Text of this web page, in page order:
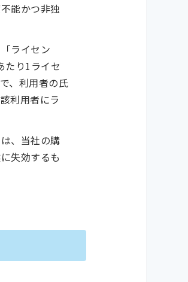
能かつ非独
ライセン
たり1ライセ
、利用者の氏
利用者にラ
、当社の購
失効するも